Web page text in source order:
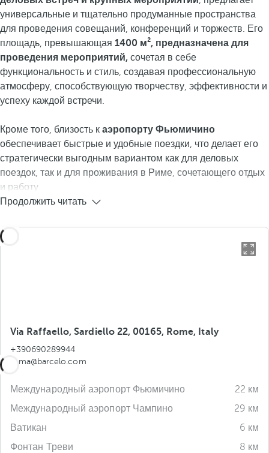
универсальные и тщательно продуманные пространства
для проведения совещаний, конференций и торжеств. Его
площадь, превышающая 1400 м², предназначена для
проведения мероприятий, сочетая в себе
функциональность и стиль, создавая профессиональную
атмосферу, способствующую творчеству, эффективности и
успеху каждой встречи.
Кроме того, близость к аэропорту Фьюмичино
обеспечивает быстрые и удобные поездки, что делает его
стратегически выгодным вариантом как для деловых
поездок, так и для проживания в Риме, сочетающего отдых
и работу.
Продолжить читать
Via Raffaello, Sardiello 22, 00165, Rome, Italy
+390690289944
roma@barcelo.com
Международный аэропорт Фьюмичино
22 км
Международный аэропорт Чампино
29 км
Ватикан
6 км
Фонтан Треви
8 км